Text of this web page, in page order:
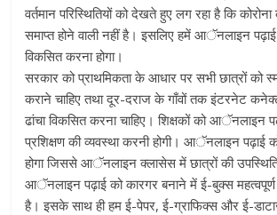
वर्तमान परिस्थितियों को देखते हुए लग रहा है कि
समाप्त होने वाली नहीं है। इसलिए हमें आॅनलाइन पढ़ाई
विकसित करना होगा।
सरकार को प्राथमिकता के आधार पर सभी छात्रों को
कराने चाहिए तथा दूर-दराज के गाँवों तक इंटरनेट
ढांचा विकसित करना चाहिए। शिक्षकों को आॅनलाइन
प्रशिक्षण की व्यवस्था करनी होगी। आॅनलाइन पढ़ाई
होगा जिससे आॅनलाइन क्लासेस में छात्रों की
आॅनलाइन पढ़ाई को कारगर बनाने में ई-बुक्स महत्वपूर्ण
है। इसके साथ ही हम ई-पेपर, ई-ग्राफिक्स और ई-डाटाज